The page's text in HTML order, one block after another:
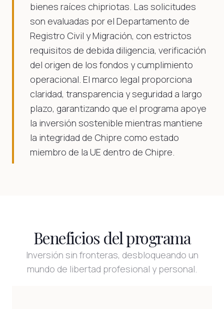
bienes raíces chipriotas. Las solicitudes
son evaluadas por el Departamento de
Registro Civil y Migración, con estrictos
requisitos de debida diligencia, verificación
del origen de los fondos y cumplimiento
operacional. El marco legal proporciona
claridad, transparencia y seguridad a largo
plazo, garantizando que el programa apoye
la inversión sostenible mientras mantiene
la integridad de Chipre como estado
miembro de la UE dentro de Chipre.
Beneficios del programa
Inversión sin fronteras, desbloqueando un
mundo de libertad profesional y personal.